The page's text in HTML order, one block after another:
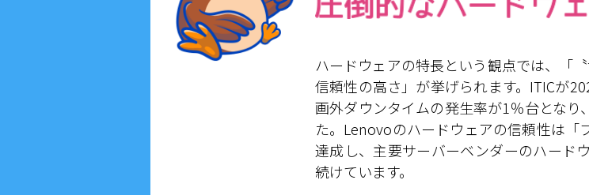
ハードウェアの特長という観点では、「
信頼性の高さ」が挙げられます。ITICが
画外ダウンタイムの発生率が1％台とな
た。Lenovoのハードウェアの信頼性は「
達成し、主要サーバーベンダーのハード
続けています。